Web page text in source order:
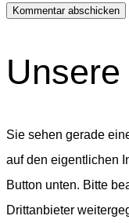
Sie sehen gerade
auf den eigentlichen
Button unten. Bitte
Drittanbieter